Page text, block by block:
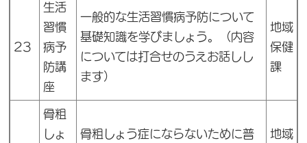
23
生活
習慣
病予
防講
座
一般的な生活習慣病予防について
基礎知識を学びましょう。（内容
については打合せのうえお話しし
ます）
地域
保健
課
骨粗
しょ
骨粗しょう症にならないために普
地域